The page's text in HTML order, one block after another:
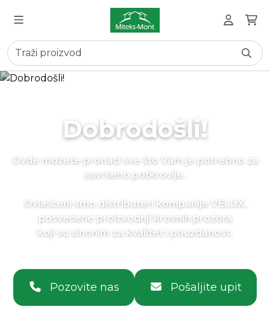
Dobrodošli!
Ovde možete pronaći sve što Vam je potrebno za
savršeno potkrovlje.
Ovlašćeni smo distributeri kompanije VELUX,
posvećene proizvodnji krovnih prozora
koji su sinonim za kvalitet i pouzdanost.
Pozovite nas Pošaljite upit